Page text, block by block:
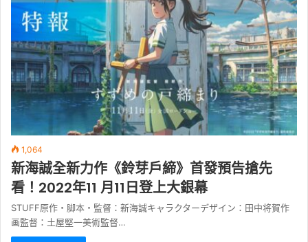
1,064
新海誠全新力作《鈴芽戶締》首發預告搶先
看！2022年11 月11日登上大銀幕
STUFF原作・脚本・監督：新海誠キャラクターデザイン：田中将賀作
画監督：土屋堅一美術監督…